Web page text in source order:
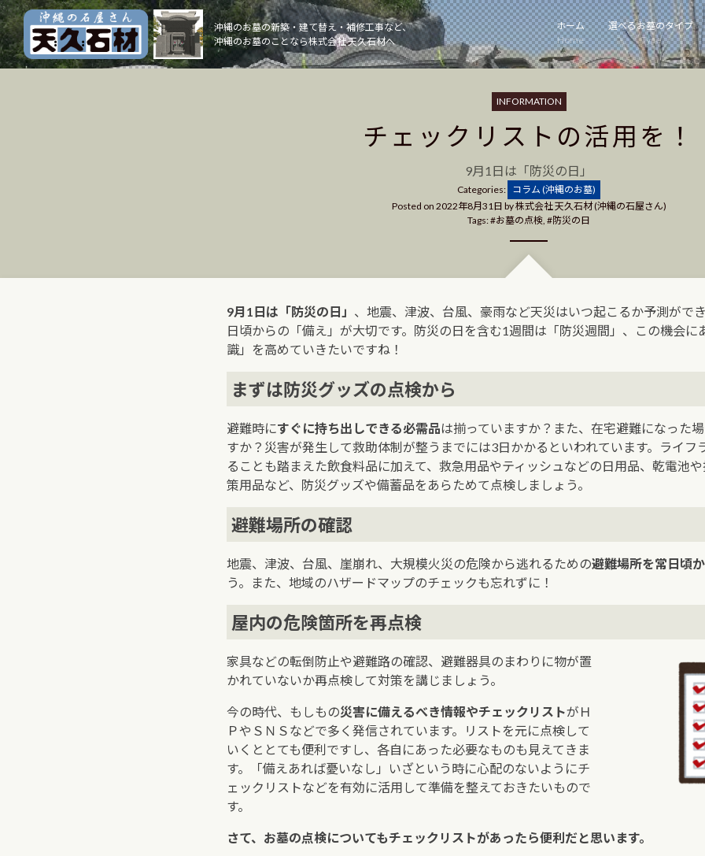
Skip
to
content
沖縄のお墓の新築・建て替え・補修工事など、
沖縄のお墓のことなら株式会社 天久石材へ
ホーム
Home
選べるお墓のタイプ
Type
INFORMATION
チェックリストの活用を！
9月1日は「防災の日」
Categories: Categories
コラム (沖縄のお墓)
Posted on 2022年8月31日 by株式会社 天久石材 (沖縄の石屋さん)
Tags:
お墓の点検, 防災の日
9月1日は「防災の日」 、地震、津波、台風、豪雨など天災はいつ起こるか予測がで
日頃からの「備え」が大切です。防災の日を含む1週間は「防災週間」、この機会に
識」を高めていきたいですね！
まずは防災グッズの点検から
避難時にすぐに持ち出しできる必需品は揃っていますか？また、在宅避難になった
すか？災害が発生して救助体制が整うまでには3日かかるといわれています。ライフ
ることも踏まえた飲食料品に加えて、救急用品やティッシュなどの日用品、乾電池
策用品など、防災グッズや備蓄品をあらためて点検しましょう。
避難場所の確認
地震、津波、台風、崖崩れ、大規模火災の危険から逃れるための避難場所を常日頃
う。また、地域のハザードマップのチェックも忘れずに！
屋内の危険箇所を再点検
家具などの転倒防止や避難路の確認、避難器具のまわりに物が置
かれていないか再点検して対策を講じましょう。
今の時代、もしもの災害に備えるべき情報やチェックリストがＨ
ＰやＳＮＳなどで多く発信されています。リストを元に点検して
いくととても便利ですし、各自にあった必要なものも見えてきま
す。「備えあれば憂いなし」いざという時に心配のないようにチ
ェックリストなどを有効に活用して準備を整えておきたいもので
す。
さて、お墓の点検についてもチェックリストがあったら便利だと思います。